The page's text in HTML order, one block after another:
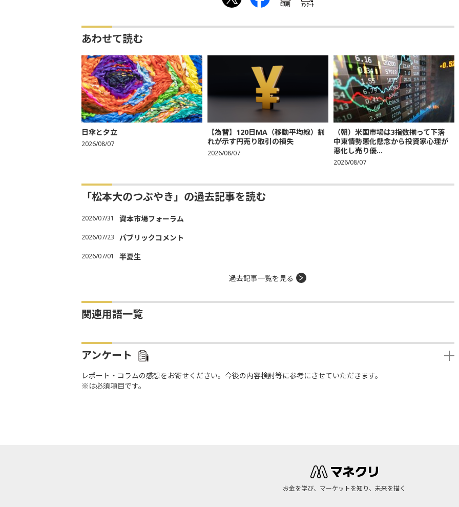
印刷 ｱﾝｹｰﾄ
あわせて読む
日傘と夕立
2026/08/07
【為替】120日MA（移動平均線）割
れが示す円売り取引の損失
2026/08/07
（朝）米国市場は3指数揃って下落
中東情勢悪化懸念から投資家心理が
悪化し売り優...
2026/08/07
「松本大のつぶやき」の過去記事を読む
2026/07/31 資本市場フォーラム
2026/07/23 パブリックコメント
2026/07/01 半夏生
過去記事一覧を見る
関連用語一覧
アンケート
レポート・コラムの感想をお寄せください。今後の内容検討等に参考にさせていただきます。
※は必須項目です。
お金を学び、マーケットを知り、未来を描く